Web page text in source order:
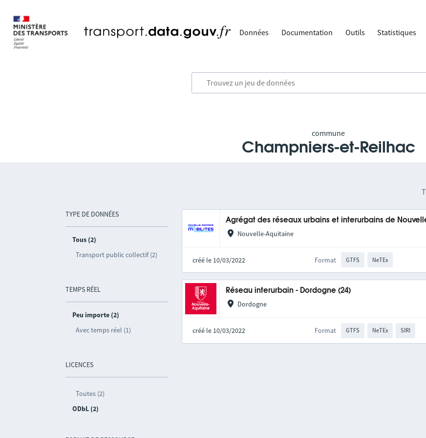
Données Documentation Outils Statistiques
commune
Champniers-et-Reilhac
TYPE DE DONNÉES
Tous (2)
Transport public collectif (2)
TEMPS RÉEL
Peu importe (2)
Avec temps réel (1)
LICENCES
Toutes (2)
ODbL (2)
Agrégat des réseaux urbains et interurbains de
Nouvelle-Aquitaine
créé le 10/03/2022 Format GTFS NeTEx
Réseau interurbain - Dordogne (24)
Dordogne
créé le 10/03/2022 Format GTFS NeTEx SIRI